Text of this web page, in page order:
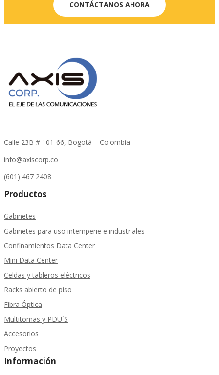
CONTÁCTANOS AHORA
Calle 23B # 101-66, Bogotá – Colombia
info@axiscorp.co
(601) 467 2408
Productos
Gabinetes
Gabinetes para uso intemperie e industriales
Confinamientos Data Center
Mini Data Center
Celdas y tableros eléctricos
Racks abierto de piso
Fibra Óptica
Multitomas y PDU`S
Accesorios
Proyectos
Información